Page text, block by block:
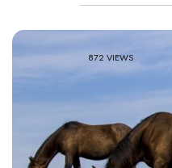
872 VIEWS